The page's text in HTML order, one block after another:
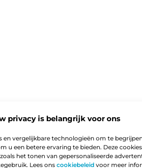
privacy is belangrijk voor ons
en vergelijkbare technologieën om te
u een betere ervaring te bieden. Deze
het tonen van gepersonaliseerde
Lees ons cookiebeleid voor meer